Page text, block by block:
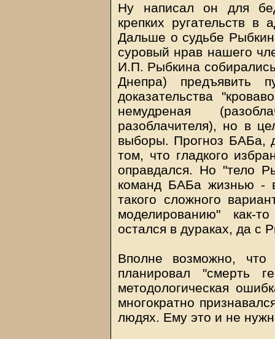
Ну написал он для
крепких ругательств в
Дальше о судьбе
суровый нрав нашего
И.П. Рыбкина
Днепра) предъявить
доказательства
немудреная
разоблачителя), но в
выборы. Прогноз БАБа,
том, что гладкого
оправдался. Но "тело
команд БАБа жизнью -
такого сложного
моделированию" как-
остался в дураках, да с
Вполне возможно,
планировал "смерть
методологическая
многократно
людях. Ему это и не